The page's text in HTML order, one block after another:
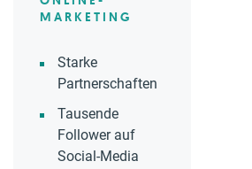
MARKETING
Starke
Partnerschaften
Tausende
Follower auf
Social-Media